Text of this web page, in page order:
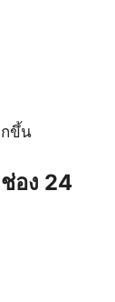
กขึ้น
อง 24